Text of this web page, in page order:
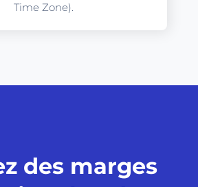
Time Zone).
des marges